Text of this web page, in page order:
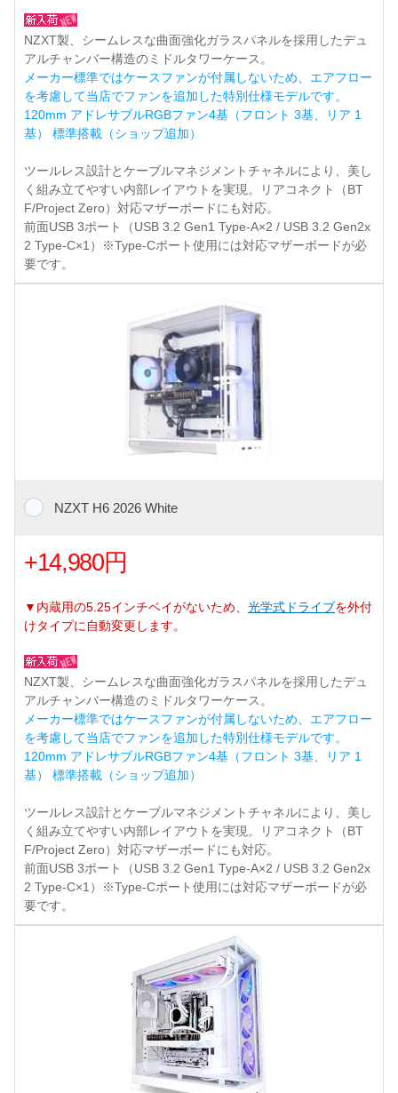
NZXT製、シームレスな曲面強化ガラスパネルを採用したデュ
アルチャンバー構造のミドルタワーケース。
メーカー標準ではケースファンが付属しないため、エアフロー
を考慮して当店でファンを追加した特別仕様モデルです。
120mm アドレサブルRGBファン4基（フロント 3基、リア 1
基） 標準搭載（ショップ追加）
ツールレス設計とケーブルマネジメントチャネルにより、美し
く組み立てやすい内部レイアウトを実現。リアコネクト（BT
F/Project Zero）対応マザーボードにも対応。
前面USB 3ポート（USB 3.2 Gen1 Type-A×2 / USB 3.2 Gen2x
2 Type-C×1）※Type-Cポート使用には対応マザーボードが必
要です。
NZXT H6 2026 White
+14,980円
▼内蔵用の5.25インチベイがないため、 光学式ドライブを外付
けタイプに自動変更します。
NZXT製、シームレスな曲面強化ガラスパネルを採用したデュ
アルチャンバー構造のミドルタワーケース。
メーカー標準ではケースファンが付属しないため、エアフロー
を考慮して当店でファンを追加した特別仕様モデルです。
120mm アドレサブルRGBファン4基（フロント 3基、リア 1
基） 標準搭載（ショップ追加）
ツールレス設計とケーブルマネジメントチャネルにより、美し
く組み立てやすい内部レイアウトを実現。リアコネクト（BT
F/Project Zero）対応マザーボードにも対応。
前面USB 3ポート（USB 3.2 Gen1 Type-A×2 / USB 3.2 Gen2x
2 Type-C×1）※Type-Cポート使用には対応マザーボードが必
要です。